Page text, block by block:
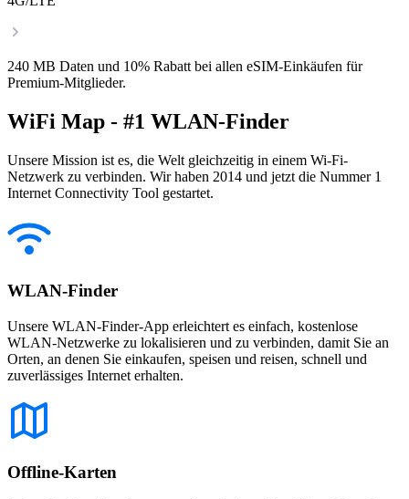
240 MB Daten und 10% Rabatt bei allen eSIM-Einkäufen für
Premium-Mitglieder.
WiFi Map - #1 WLAN-Finder
Unsere Mission ist es, die Welt gleichzeitig in einem Wi-Fi-
Netzwerk zu verbinden. Wir haben 2014 und jetzt die Nummer 1
Internet Connectivity Tool gestartet.
WLAN-Finder
Unsere WLAN-Finder-App erleichtert es einfach, kostenlose
WLAN-Netzwerke zu lokalisieren und zu verbinden, damit Sie an
Orten, an denen Sie einkaufen, speisen und reisen, schnell und
zuverlässiges Internet erhalten.
Offline-Karten